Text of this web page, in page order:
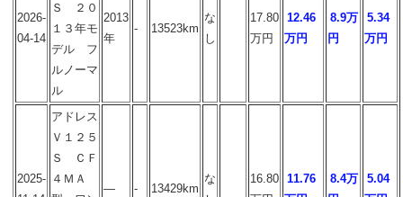
2026-
04-14
Ｓ ２０
１３年モ
デル フ
ルノーマ
ル
2013
年
- 13523km
な
し
17.80
万円
12.46
万円
8.9万
円
5.34
万円
2025-
アドレス
Ｖ１２５
Ｓ ＣＦ
４ＭＡ
― - 13429km
な
16.80 11.76
8.4万
5.04